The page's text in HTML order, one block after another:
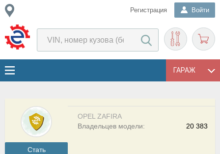
Регистрация Войти
ГАРАЖ
Cтать
OPEL ZAFIRA
20 383
Владельцев модели: